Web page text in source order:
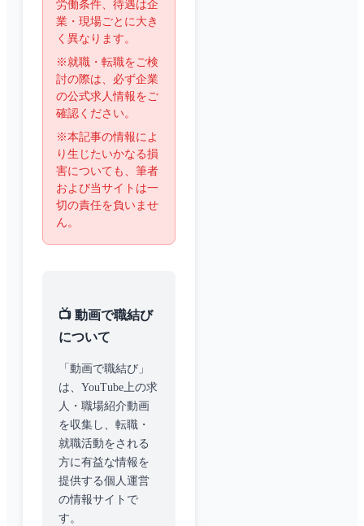
労働条件、待遇は企
業・現場ごとに大き
く異なります。
※就職・転職をご検
討の際は、必ず企業
の公式求人情報をご
確認ください。
※本記事の情報によ
り生じたいかなる損
害についても、筆者
および当サイトは一
切の責任を負いませ
ん。
📺 動画で職結び
について
「動画で職結び」
は、YouTube上の求
人・職場紹介動画
を収集し、転職・
就職活動をされる
方に有益な情報を
提供する個人運営
の情報サイトで
す。